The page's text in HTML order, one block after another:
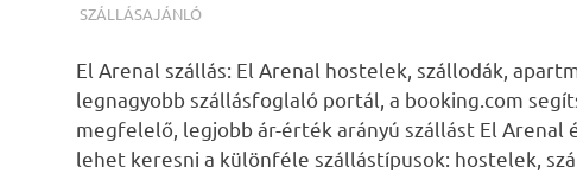
TERMALFURDOK.COM
SZÁLLÁSAJÁNLÓ
El Arenal szállás: El Arenal hostelek, szállodák,
legnagyobb szállásfoglaló portál, a booking.com
megfelelő, legjobb ár-érték arányú szállást El Arenal
lehet keresni a különféle szállástípusok: hostelek,